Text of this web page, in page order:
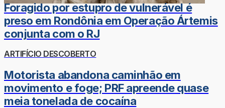
Foragido por estupro de vulnerável é
preso em Rondônia em Operação Ártemis
conjunta com o RJ
ARTIFÍCIO DESCOBERTO
Motorista abandona caminhão em
movimento e foge; PRF apreende quase
meia tonelada de cocaína